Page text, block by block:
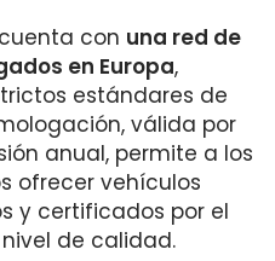
con una red de
en Europa,
estándares de
válida por
anual, permite a los
ofrecer vehículos
y certificados por el
de calidad.